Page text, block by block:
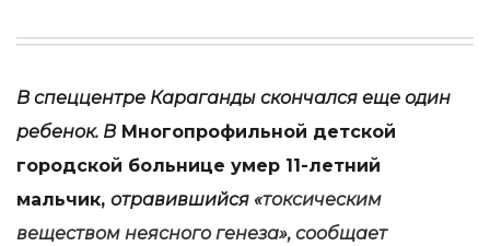
В спеццентре Караганды скончался еще один
ребенок. В Многопрофильной детской
городской больнице умер 11-летний
мальчик, отравившийся «токсическим
веществом неясного генеза», сообщает